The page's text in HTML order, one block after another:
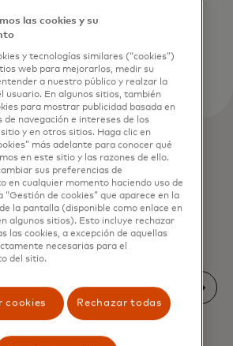
las cookies y su
y tecnologías similares (“cookies”)
web para mejorarlos, medir su
a nuestro público y realzar la
usuario. En algunos sitios, también
para mostrar publicidad basada en
de navegación e intereses de los
y en otros sitios. Haga clic en
más adelante para conocer qué
en este sitio y las razones de ello.
sus preferencias de
en cualquier momento haciendo uso de
“Gestión de cookies” que aparece en la
la pantalla (disponible como enlace en
algunos sitios). Esto incluye rechazar
las cookies, a excepción de aquellas
necesarias para el
del sitio.
cookies Rechazar todas